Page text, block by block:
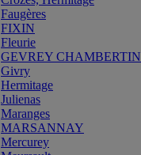
Faugères
FIXIN
Fleurie
GEVREY CHAMBERTIN
Givry
Hermitage
Julienas
Maranges
MARSANNAY
Mercurey